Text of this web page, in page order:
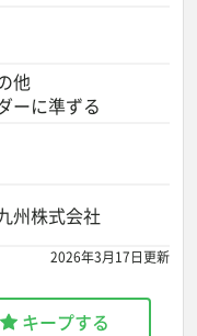
他
ーに準ずる
州株式会社
2026年3月17日更新
キープする